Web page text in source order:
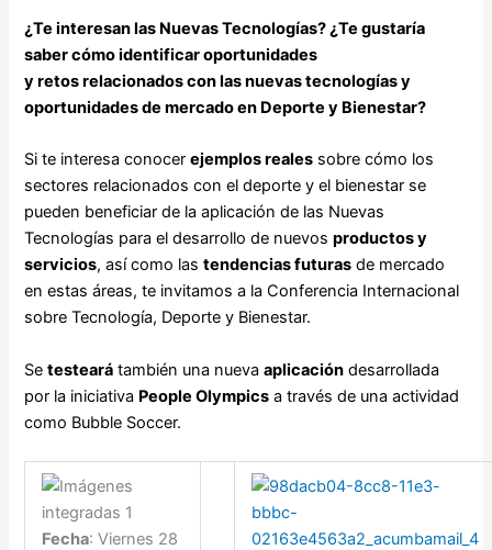
¿Te interesan las Nuevas Tecnologías? ¿Te gustaría
saber cómo identificar oportunidades
y retos relacionados con las nuevas tecnologías y
oportunidades de mercado en Deporte y Bienestar?
Si te interesa conocerejemplos reales sobre cómo los
sectores relacionados con el deporte y el bienestar se
pueden beneficiar de la aplicación de las Nuevas
Tecnologías para el desarrollo de nuevosproductos y
servicios, así como lastendencias futuras de mercado
en estas áreas, te invitamos a la Conferencia Internacional
sobre Tecnología, Deporte y Bienestar.
Setesteará también una nuevaaplicación desarrollada
por la iniciativa People Olympics a través de una actividad
como Bubble Soccer.
Fecha: Viernes 28